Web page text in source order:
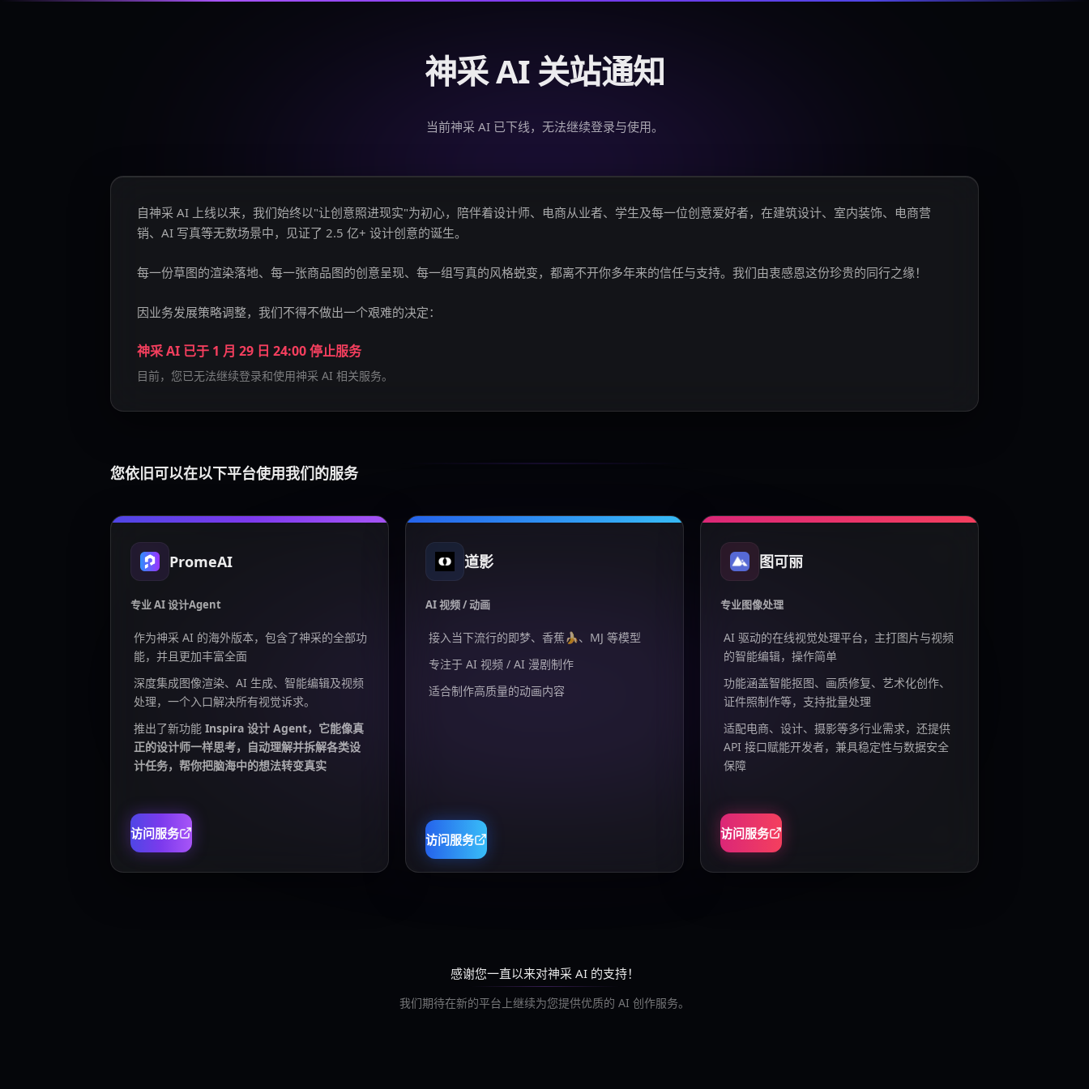
神采 AI 关站通知
当前神采 AI 已下线，无法继续登录与使用。
自神采 AI 上线以来，我们始终以"让创意照进现实"为初心，陪伴着设计师、电商从业者、学生及每一位创意爱好者，在建筑设计、室内装饰、电商营
销、AI 写真等无数场景中，见证了 2.5 亿+ 设计创意的诞生。
每一份草图的渲染落地、每一张商品图的创意呈现、每一组写真的风格蜕变，都离不开你多年来的信任与支持。我们由衷感恩这份珍贵的同行之缘！
因业务发展策略调整，我们不得不做出一个艰难的决定：
神采 AI 已于 1 月 29 日 24:00 停止服务
目前，您已无法继续登录和使用神采 AI 相关服务。
您依旧可以在以下平台使用我们的服务
PromeAI
专业 AI 设计Agent
作为神采 AI 的海外版本，包含了神采的全部功
能，并且更加丰富全面
深度集成图像渲染、AI 生成、智能编辑及视频
处理，一个入口解决所有视觉诉求。
推出了新功能 Inspira 设计 Agent，它能像真
正的设计师一样思考，自动理解并拆解各类设
计任务，帮你把脑海中的想法转变真实
访问服务
道影
AI 视频 / 动画
接入当下流行的即梦、香蕉🍌、MJ 等模型
专注于 AI 视频 / AI 漫剧制作
适合制作高质量的动画内容
访问服务
图可丽
专业图像处理
AI 驱动的在线视觉处理平台，主打图片与视频
的智能编辑，操作简单
功能涵盖智能抠图、画质修复、艺术化创作、
证件照制作等，支持批量处理
适配电商、设计、摄影等多行业需求，还提供
API 接口赋能开发者，兼具稳定性与数据安全
保障
访问服务
感谢您一直以来对神采 AI 的支持！
我们期待在新的平台上继续为您提供优质的 AI 创作服务。